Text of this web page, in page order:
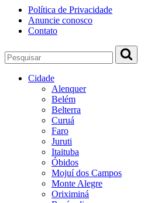
Política de Privacidade
Anuncie conosco
Contato
Cidade
Alenquer
Belém
Belterra
Curuá
Faro
Juruti
Itaituba
Óbidos
Mojuí dos Campos
Monte Alegre
Oriximiná